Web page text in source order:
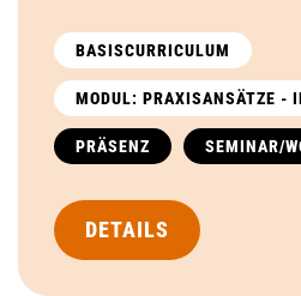
BASISCURRICULUM
MODUL: PRAXISANSÄTZE -
PRÄSENZ SEMINAR/
DETAILS